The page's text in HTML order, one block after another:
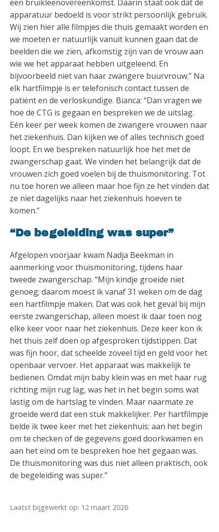
een bruikleenovereenkomst. Daarin staat ook dat de
apparatuur bedoeld is voor strikt persoonlijk gebruik.
Wij zien hier alle filmpjes die thuis gemaakt worden en
we moeten er natuurlijk vanuit kunnen gaan dat de
beelden die we zien, afkomstig zijn van de vrouw aan
wie we het apparaat hebben uitgeleend. En
bijvoorbeeld niet van haar zwangere buurvrouw.” Na
elk hartfilmpje is er telefonisch contact tussen de
patiënt en de verloskundige. Bianca: “Dan vragen we
hoe de CTG is gegaan en bespreken we de uitslag.
Eén keer per week komen de zwangere vrouwen naar
het ziekenhuis. Dan kijken we of alles technisch goed
loopt. En we bespreken natuurlijk hoe het met de
zwangerschap gaat. We vinden het belangrijk dat de
vrouwen zich goed voelen bij de thuismonitoring. Tot
nu toe horen we alleen maar hoe fijn ze het vinden dat
ze niet dagelijks naar het ziekenhuis hoeven te
komen.”
“De begeleiding was super”
Afgelopen voorjaar kwam Nadja Beekman in
aanmerking voor thuismonitoring, tijdens haar
tweede zwangerschap. “Mijn kindje groeide niet
genoeg; daarom moest ik vanaf 31 weken om de dag
een hartfilmpje maken. Dat was ook het geval bij mijn
eerste zwangerschap, alleen moest ik daar toen nog
elke keer voor naar het ziekenhuis. Deze keer kon ik
het thuis zelf doen op afgesproken tijdstippen. Dat
was fijn hoor, dat scheelde zoveel tijd en geld voor het
openbaar vervoer. Het apparaat was makkelijk te
bedienen. Omdat mijn baby klein was en met haar rug
richting mijn rug lag, was het in het begin soms wat
lastig om de hartslag te vinden. Maar naarmate ze
groeide werd dat een stuk makkelijker. Per hartfilmpje
belde ik twee keer met het ziekenhuis: aan het begin
om te checken of de gegevens goed doorkwamen en
aan het eind om te bespreken hoe het gegaan was.
De thuismonitoring was dus niet alleen praktisch, ook
de begeleiding was super.”
Laatst bijgewerkt op: 12 maart 2026